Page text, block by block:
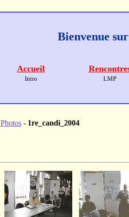
Bienvenue
Accueil
Intro LMP
Photos - 1re_candi_2004